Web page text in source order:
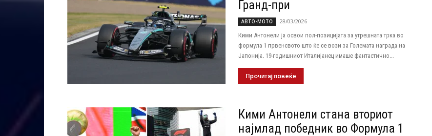
Гранд-при
АВТО-МОТО
28/03/2026
Кими Антонели ја освои пол-позицијата за утрешната трка во
формула 1 првенсвото што ќе се вози за Големата награда на
Јапонија. 19-годишниот Италијанец имаше фантастично...
Прочитај повеќе
Кими Антонели стана вториот
најмлад победник во Формула 1